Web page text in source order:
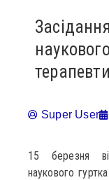
Super User
15 березня
наукового